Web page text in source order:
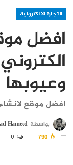
التجارة الالكترونية
افضل
وعيوبها
افضل موقع
بواسطة Hameed